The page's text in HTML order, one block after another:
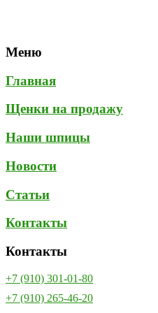
Меню
Главная
Щенки на продажу
Наши шпицы
Новости
Статьи
Контакты
Контакты
+7 (910) 301-01-80
+7 (910) 265-46-20